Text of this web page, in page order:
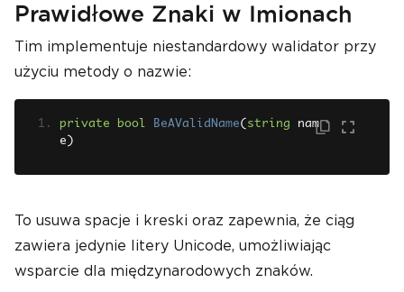
Prawidłowe Znaki w Imionach
Tim implementuje niestandardowy walidator przy
użyciu metody o nazwie:
private bool BeAValidName( string nam
e )
To usuwa spacje i kreski oraz zapewnia, że ciąg
zawiera jedynie litery Unicode, umożliwiając
wsparcie dla międzynarodowych znaków.